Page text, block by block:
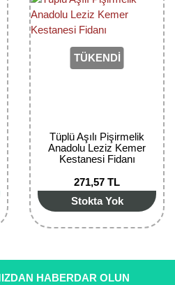
TÜKENDİ
Tüplü Aşılı Pişirmelik
Anadolu Leziz Kemer
Kestanesi Fidanı
271,57 TL
Stokta Yok
HABERDAR OLUN